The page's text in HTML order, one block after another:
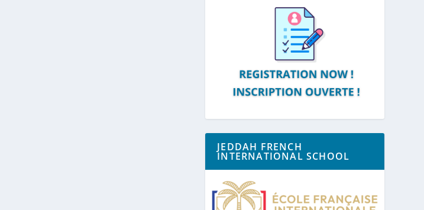
JEDDAH FRENCH
INTERNATIONAL SCHOOL